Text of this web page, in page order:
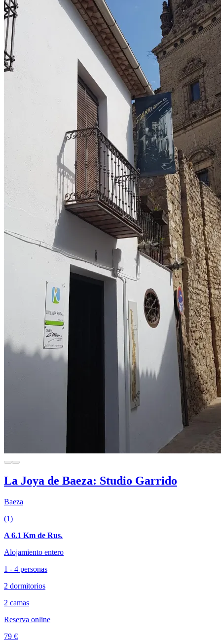
La Joya de Baeza: Studio Garrido
Baeza
(1)
A 6.1 Km de Rus.
Alojamiento entero
1 - 4 personas
2 dormitorios
2 camas
Reserva online
79 €